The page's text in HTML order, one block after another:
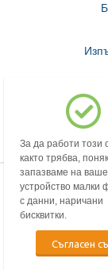
© 2018-
За да работи този
както трябва,
запазваме на
устройство малки
с данни, наричани
бисквитки.
Съгласен